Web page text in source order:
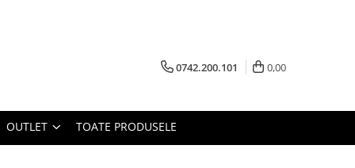
0742.200.101 0,00
OUTLET TOATE PRODUSELE